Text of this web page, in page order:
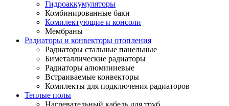
Гидроаккумуляторы
Комбинированные баки
Комплектующие и консоли
Мембраны
Радиаторы и конвекторы отопления
Радиаторы стальные панельные
Биметаллические радиаторы
Радиаторы алюминиевые
Встраиваемые конвекторы
Комплекты для подключения радиаторов
Теплые полы
Нагревательный кабель для труб